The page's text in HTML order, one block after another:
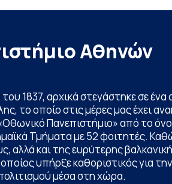
Αθηνών
1837, αρχικά στεγάστηκε σε
το οποίο στις μέρες μας έχει
Πανεπιστήμιο» από το
Τμήματα με 52 φοιτητές.
και της ευρύτερης
υπήρξε καθοριστικός για
μέσα στη χώρα.